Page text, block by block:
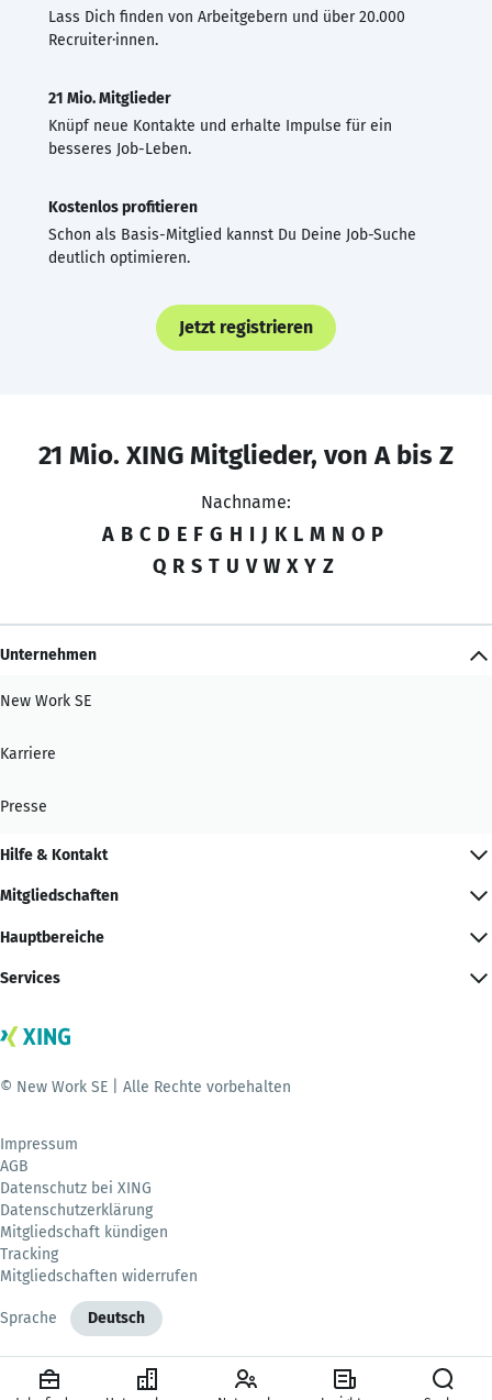
Lass Dich finden von Arbeitgebern und über 20.000
Recruiter·innen.
21 Mio. Mitglieder
Knüpf neue Kontakte und erhalte Impulse für ein
besseres Job-Leben.
Kostenlos profitieren
Schon als Basis-Mitglied kannst Du Deine Job-Suche
deutlich optimieren.
Jetzt registrieren
21 Mio. XING Mitglieder, von A bis Z
Nachname:
A B C D E F G H I J K L M N O P
Q R S T U V W X Y Z
Unternehmen
New Work SE
Karriere
Presse
Hilfe & Kontakt
Mitgliedschaften
Hauptbereiche
Services
© New Work SE | Alle Rechte vorbehalten
Impressum
AGB
Datenschutz bei XING
Datenschutzerklärung
Mitgliedschaft kündigen
Tracking
Mitgliedschaften widerrufen
Sprache Deutsch